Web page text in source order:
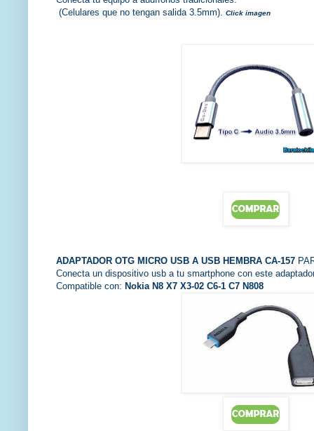
(Celulares que no tengan salida 3.5mm). Click imagen
ADAPTADOR OTG MICRO USB A USB HEMBRA CA-157
Conecta un dispositivo usb a tu smartphone con este
Compatible con: Nokia N8 X7 X3-02 C6-1 C7 N808